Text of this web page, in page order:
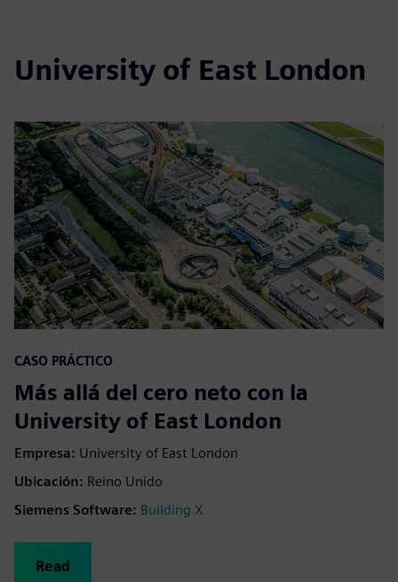
University of East London
CASO PRÁCTICO
Más allá del cero neto con la
University of East London
Empresa: University of East London
Ubicación: Reino Unido
Siemens Software: Building X
Read